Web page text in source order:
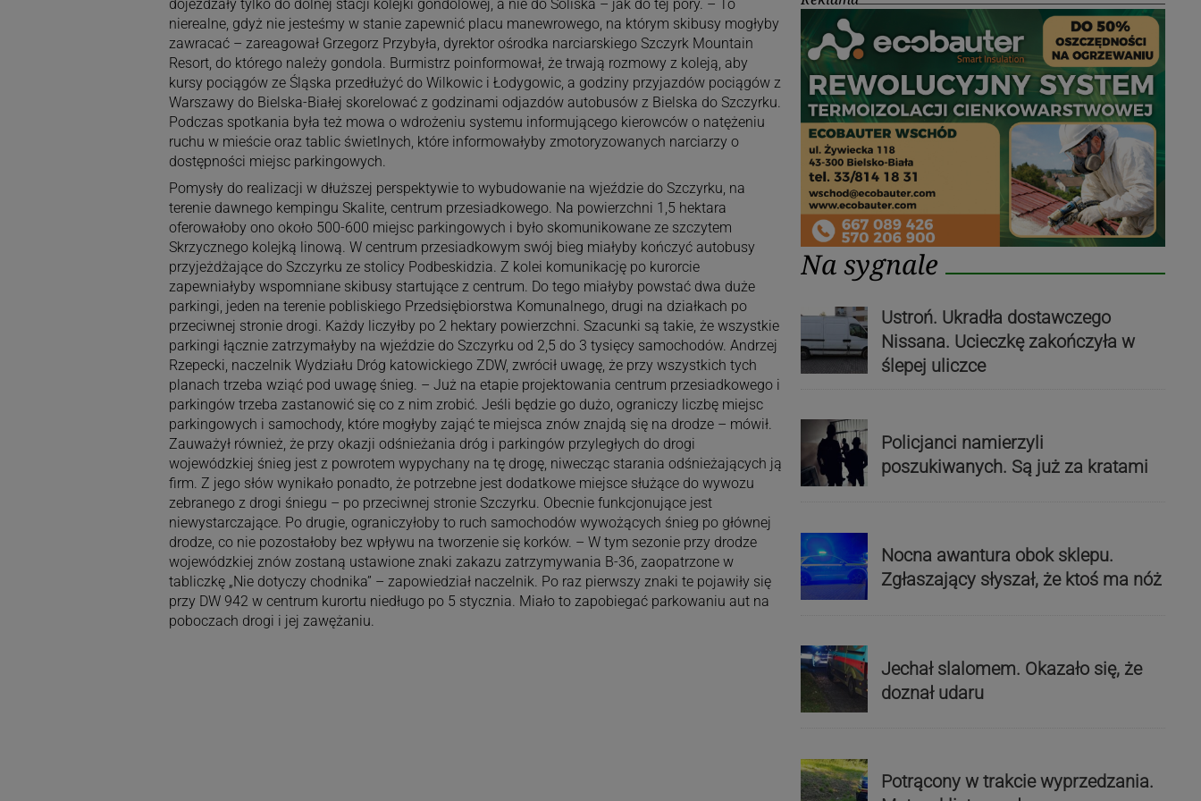
dojeżdżały tylko do dolnej stacji kolejki gondolowej, a nie do Soliska – jak do tej pory. – To
nierealne, gdyż nie jesteśmy w stanie zapewnić placu manewrowego, na którym skibusy mogłyby
zawracać – zareagował Grzegorz Przybyła, dyrektor ośrodka narciarskiego Szczyrk Mountain
Resort, do którego należy gondola. Burmistrz poinformował, że trwają rozmowy z koleją, aby
kursy pociągów ze Śląska przedłużyć do Wilkowic i Łodygowic, a godziny przyjazdów pociągów z
Warszawy do Bielska-Białej skorelować z godzinami odjazdów autobusów z Bielska do Szczyrku.
Podczas spotkania była też mowa o wdrożeniu systemu informującego kierowców o natężeniu
ruchu w mieście oraz tablic świetlnych, które informowałyby zmotoryzowanych narciarzy o
dostępności miejsc parkingowych.
Pomysły do realizacji w dłuższej perspektywie to wybudowanie na wjeździe do Szczyrku, na
terenie dawnego kempingu Skalite, centrum przesiadkowego. Na powierzchni 1,5 hektara
oferowałoby ono około 500-600 miejsc parkingowych i było skomunikowane ze szczytem
Skrzycznego kolejką linową. W centrum przesiadkowym swój bieg miałyby kończyć autobusy
przyjeżdżające do Szczyrku ze stolicy Podbeskidzia. Z kolei komunikację po kurorcie
zapewniałyby wspomniane skibusy startujące z centrum. Do tego miałyby powstać dwa duże
parkingi, jeden na terenie pobliskiego Przedsiębiorstwa Komunalnego, drugi na działkach po
przeciwnej stronie drogi. Każdy liczyłby po 2 hektary powierzchni. Szacunki są takie, że wszystkie
parkingi łącznie zatrzymałyby na wjeździe do Szczyrku od 2,5 do 3 tysięcy samochodów. Andrzej
Rzepecki, naczelnik Wydziału Dróg katowickiego ZDW, zwrócił uwagę, że przy wszystkich tych
planach trzeba wziąć pod uwagę śnieg. – Już na etapie projektowania centrum przesiadkowego i
parkingów trzeba zastanowić się co z nim zrobić. Jeśli będzie go dużo, ograniczy liczbę miejsc
parkingowych i samochody, które mogłyby zająć te miejsca znów znajdą się na drodze – mówił.
Zauważył również, że przy okazji odśnieżania dróg i parkingów przyległych do drogi
wojewódzkiej śnieg jest z powrotem wypychany na tę drogę, niwecząc starania odśnieżających ją
firm. Z jego słów wynikało ponadto, że potrzebne jest dodatkowe miejsce służące do wywozu
zebranego z drogi śniegu – po przeciwnej stronie Szczyrku. Obecnie funkcjonujące jest
niewystarczające. Po drugie, ograniczyłoby to ruch samochodów wywożących śnieg po głównej
drodze, co nie pozostałoby bez wpływu na tworzenie się korków. – W tym sezonie przy drodze
wojewódzkiej znów zostaną ustawione znaki zakazu zatrzymywania B-36, zaopatrzone w
tabliczkę „Nie dotyczy chodnika” – zapowiedział naczelnik. Po raz pierwszy znaki te pojawiły się
przy DW 942 w centrum kurortu niedługo po 5 stycznia. Miało to zapobiegać parkowaniu aut na
poboczach drogi i jej zawężaniu.
Na sygnale
Ustroń. Ukradła dostawczego
Nissana. Ucieczkę zakończyła w
ślepej uliczce
Policjanci namierzyli
poszukiwanych. Są już za kratami
Nocna awantura obok sklepu.
Zgłaszający słyszał, że ktoś ma nóż
Jechał slalomem. Okazało się, że
doznał udaru
Potrącony w trakcie wyprzedzania.